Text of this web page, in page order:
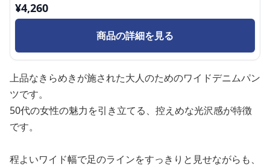
¥4,260
商品の詳細を見る
上品なきらめきが施された大人のためのワイドデニムパン
ツです。
50代の女性の魅力を引き立てる、控えめな光沢感が特徴
です。
程よいワイド幅で足のラインをすっきりと見せながらも、